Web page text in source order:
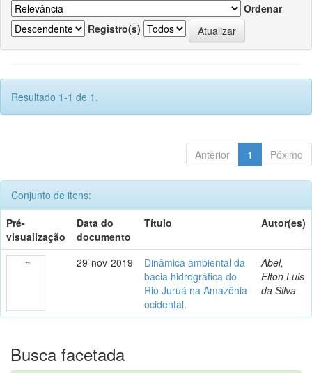
Ordenar
Registro(s)
Resultado 1-1 de 1.
Anterior 1 Póximo
Conjunto de itens:
Pré-
visualização
Data do
documento
Título Autor(es)
29-nov-2019
Dinâmica ambiental da
bacia hidrográfica do
Rio Juruá na Amazônia
ocidental.
Abel,
Elton Luis
da Silva
Busca facetada